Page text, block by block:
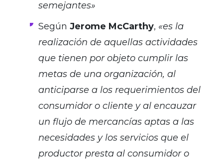
semejantes»
Según Jerome McCarthy, «es la
realización de aquellas actividades
que tienen por objeto cumplir las
metas de una organización, al
anticiparse a los requerimientos del
consumidor o cliente y al encauzar
un flujo de mercancías aptas a las
necesidades y los servicios que el
productor presta al consumidor o